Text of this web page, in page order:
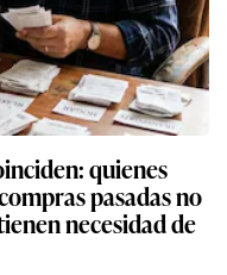
quienes
pasadas no
necesidad de